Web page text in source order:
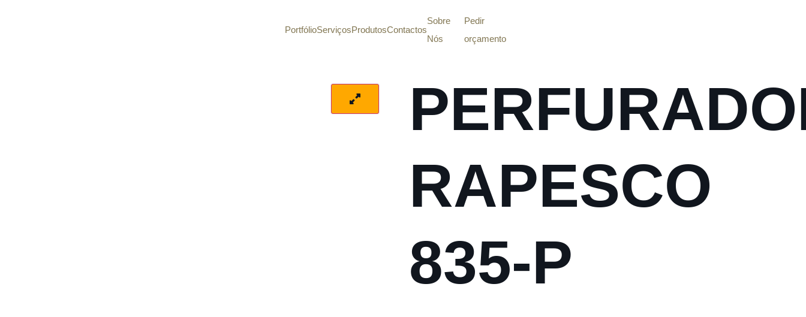
PortfólioServiçosProdutosContactos
Sobre
Nós
Pedir
orçamento
RAPESCO
835-P